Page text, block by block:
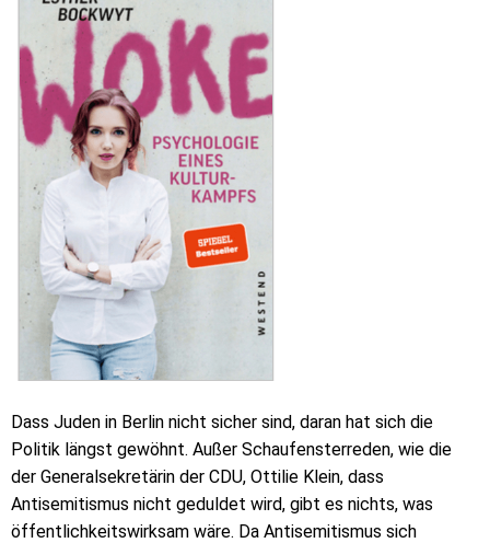
Dass Juden in Berlin nicht sicher sind, daran hat sich die
Politik längst gewöhnt. Außer Schaufensterreden, wie die
der Generalsekretärin der CDU, Ottilie Klein, dass
Antisemitismus nicht geduldet wird, gibt es nichts, was
öffentlichkeitswirksam wäre. Da Antisemitismus sich